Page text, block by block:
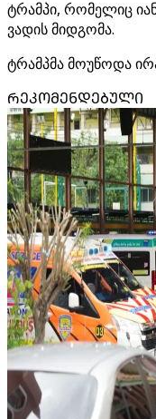
ტრამპი, რომელიც
ვადის მიდგომა.
ტრამპმა მოუწოდა
ᲠᲔᲙᲝᲛᲔᲜᲓᲔᲑᲣᲚᲘ